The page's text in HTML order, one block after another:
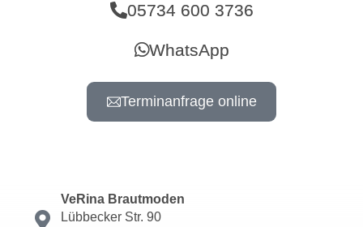
05734 600 3736
WhatsApp
Terminanfrage online
VeRina Brautmoden
Lübbecker Str. 90